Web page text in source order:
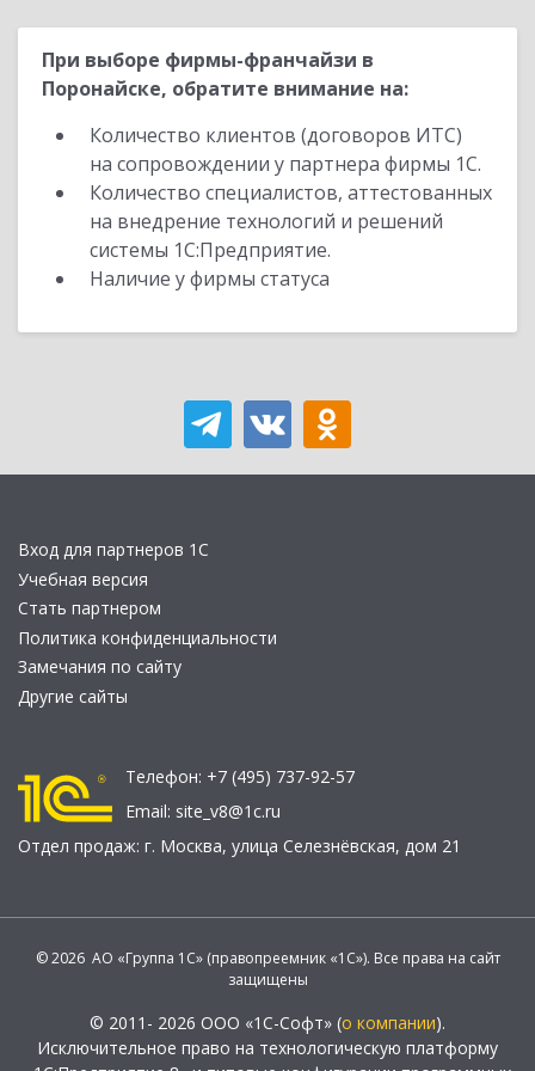
При выборе фирмы-франчайзи в
Поронайске, обратите внимание на:
Количество клиентов (договоров ИТС)
на сопровождении у партнера фирмы 1С.
Количество специалистов, аттестованных
на внедрение технологий и решений
системы 1С:Предприятие.
Наличие у фирмы статуса
Вход для партнеров 1С
Учебная версия
Стать партнером
Политика конфиденциальности
Замечания по сайту
Другие сайты
Телефон: +7 (495) 737-92-57
Email: site_v8@1c.ru
Отдел продаж: г. Москва, улица Селезнёвская, дом 21
© 2026 АО «Группа 1С» (правопреемник «1С»). Все права на сайт
защищены
© 2011- 2026 ООО «1С-Софт» (о компании).
Исключительное право на технологическую платформу